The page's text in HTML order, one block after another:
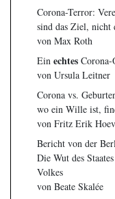
Corona-Terror:
sind das Ziel, nicht
von Max Roth
Ein echtes
von Ursula Leitner
Corona vs.
wo ein Wille ist,
von Fritz Erik
Bericht von der
Die Wut des
Volkes
von Beate Skalée